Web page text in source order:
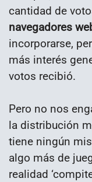
cantidad de
navegadores
incorporarse,
más interés
votos recibió.
Pero no nos
la distribución
tiene ningún
algo más de
realidad